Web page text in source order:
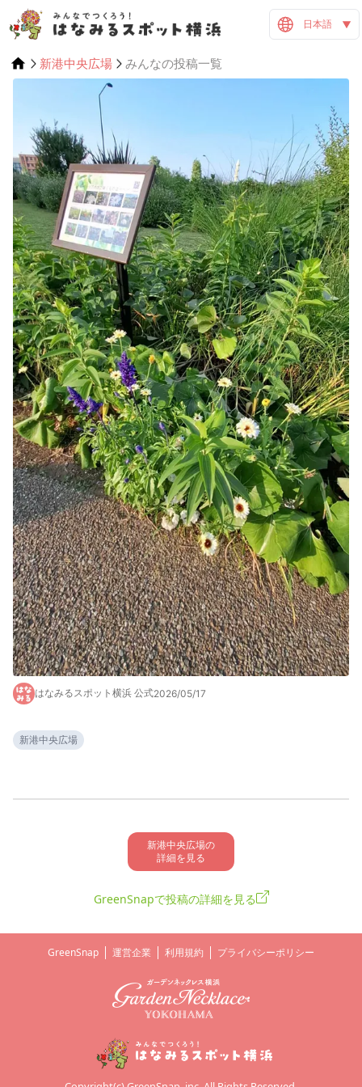
日本語
新港中央広場 みんなの投稿一覧
はなみるスポット横浜 公式2026/05/17
新港中央広場
新港中央広場の
詳細を見る
GreenSnapで投稿の詳細を見る
GreenSnap 運営企業 利用規約 プライバシーポリシー